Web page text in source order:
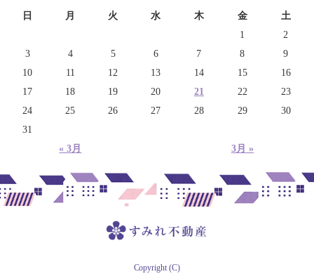
日 月 火 水 木 金 土
« 3月 3月 »
1
2
3
4 5 6 7 8
9
10
11 12 13 14 15
16
17
18 19 20 21 22
23
24
25 26 27 28 29
30
31
Copyright (C)